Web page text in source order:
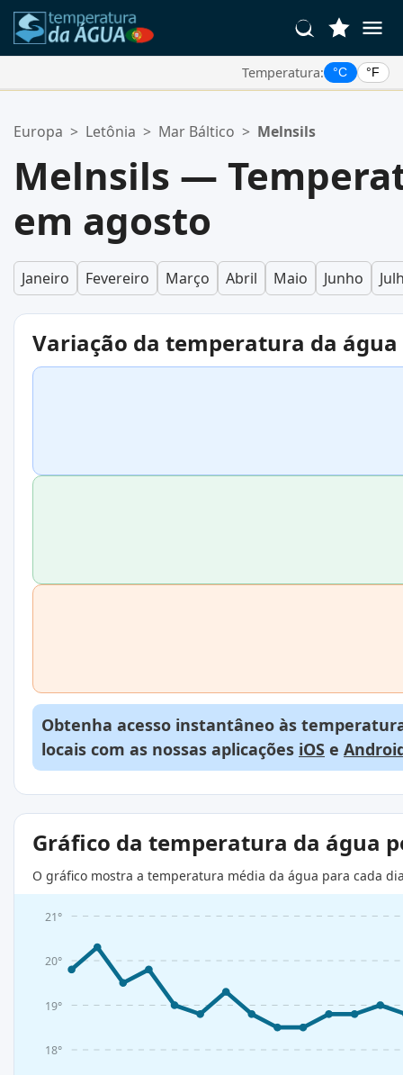
Temperatura: °C °F
Sua lista de favoritos está vazia.
Europa > Letônia > Mar Báltico > Melnsils
Melnsils —
em agosto
Janeiro Fevereiro Março Abril Maio Junho
Variação da temperatura da água
Obtenha acesso instantâneo às
locais com as nossas aplicações iOS e
Gráfico da temperatura da água
O gráfico mostra a temperatura média da água para cada
18°
19°
20°
21°